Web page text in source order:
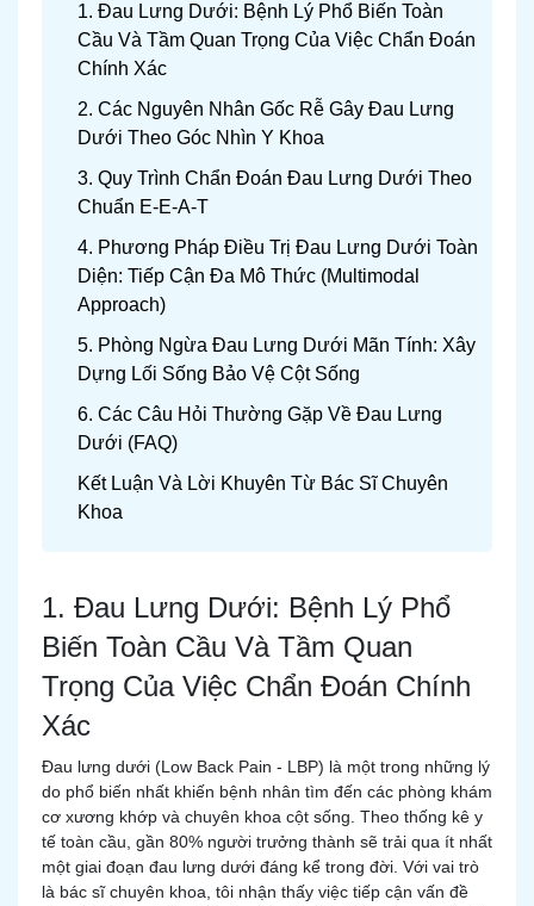
1. Đau Lưng Dưới: Bệnh Lý Phổ Biến Toàn
Cầu Và Tầm Quan Trọng Của Việc Chẩn Đoán
Chính Xác
2. Các Nguyên Nhân Gốc Rễ Gây Đau Lưng
Dưới Theo Góc Nhìn Y Khoa
3. Quy Trình Chẩn Đoán Đau Lưng Dưới Theo
Chuẩn E-E-A-T
4. Phương Pháp Điều Trị Đau Lưng Dưới Toàn
Diện: Tiếp Cận Đa Mô Thức (Multimodal
Approach)
5. Phòng Ngừa Đau Lưng Dưới Mãn Tính: Xây
Dựng Lối Sống Bảo Vệ Cột Sống
6. Các Câu Hỏi Thường Gặp Về Đau Lưng
Dưới (FAQ)
Kết Luận Và Lời Khuyên Từ Bác Sĩ Chuyên
Khoa
1. Đau Lưng Dưới: Bệnh Lý Phổ
Biến Toàn Cầu Và Tầm Quan
Trọng Của Việc Chẩn Đoán Chính
Xác
Đau lưng dưới (Low Back Pain - LBP) là một trong những lý
do phổ biến nhất khiến bệnh nhân tìm đến các phòng khám
cơ xương khớp và chuyên khoa cột sống. Theo thống kê y
tế toàn cầu, gần 80% người trưởng thành sẽ trải qua ít nhất
một giai đoạn đau lưng dưới đáng kể trong đời. Với vai trò
là bác sĩ chuyên khoa, tôi nhận thấy việc tiếp cận vấn đề